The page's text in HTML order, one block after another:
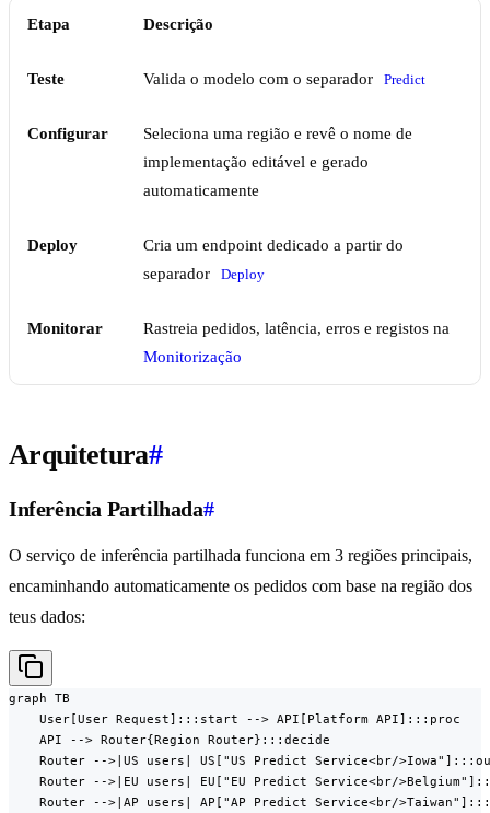
Etapa Descrição
Teste Valida o modelo com o separador Predict
Configurar
Seleciona uma região e revê o nome de
implementação editável e gerado
automaticamente
Deploy
Cria um endpoint dedicado a partir do
separador
Deploy
Monitorar
Rastreia pedidos, latência, erros e registos na
Monitorização
Arquitetura#
Inferência Partilhada#
O serviço de inferência partilhada funciona em 3 regiões principais,
encaminhando automaticamente os pedidos com base na região dos
teus dados:
graph TB
    User[User Request]:::start --> API[Platform API]:::proc
    API --> Router{Region Router}:::decide
Router -->|US users| US["US Predict Service<br/
Router -->|EU users| EU["EU Predict Service<br/
Router -->|AP users| AP["AP Predict Service<br/